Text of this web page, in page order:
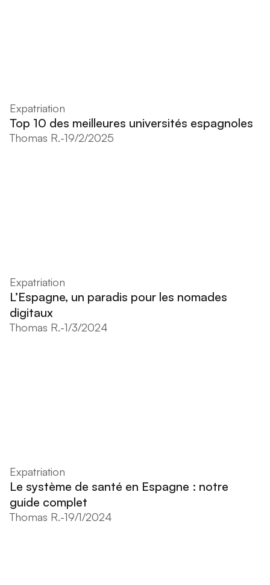
Expatriation
Top 10 des meilleures universités espagnoles
Thomas R.-19/2/2025
Expatriation
L’Espagne, un paradis pour les nomades
digitaux
Thomas R.-1/3/2024
Expatriation
Le système de santé en Espagne : notre
guide complet
Thomas R.-19/1/2024